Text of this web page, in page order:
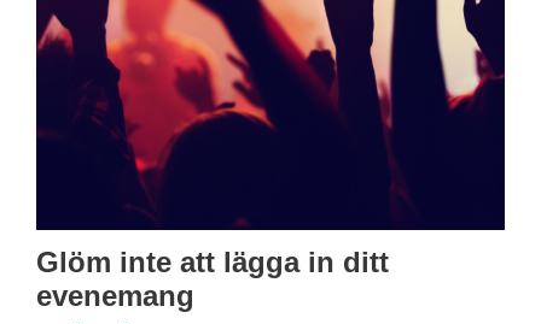
Glöm inte att lägga in ditt
evenemang